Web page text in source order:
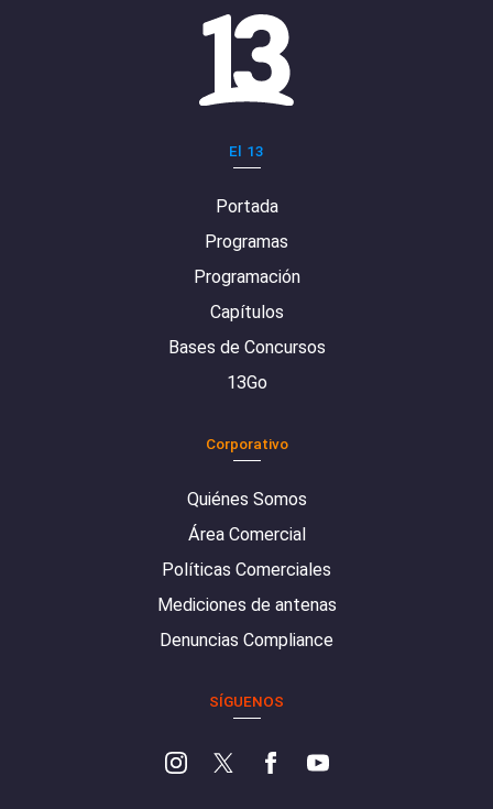
El 13
Portada
Programas
Programación
Capítulos
Bases de Concursos
13Go
Corporativo
Quiénes Somos
Área Comercial
Políticas Comerciales
Mediciones de antenas
Denuncias Compliance
SÍGUENOS